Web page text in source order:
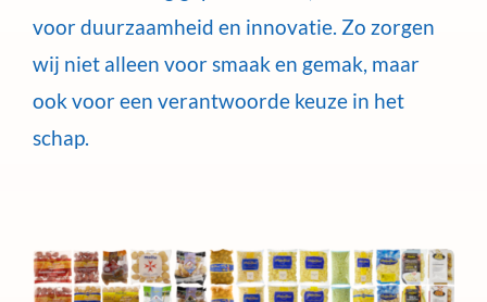
voor duurzaamheid en innovatie. Zo zorgen
wij niet alleen voor smaak en gemak, maar
ook voor een verantwoorde keuze in het
schap.